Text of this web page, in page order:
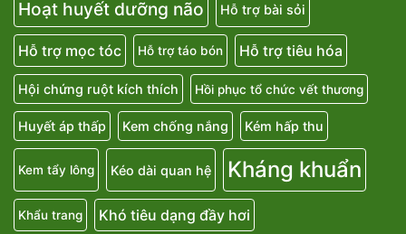
Hoạt huyết dưỡng não Hỗ trợ bài sỏi
Hỗ trợ mọc tóc Hỗ trợ táo bón Hỗ trợ tiêu hóa
Hội chứng ruột kích thích Hồi phục tổ chức vết thương
Huyết áp thấp Kem chống nắng Kém hấp thu
Kem tẩy lông Kéo dài quan hệ Kháng khuẩn
Khẩu trang Khó tiêu dạng đầy hơi